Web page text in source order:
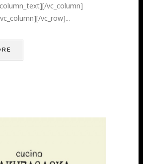
vc_column]
vc_row]...